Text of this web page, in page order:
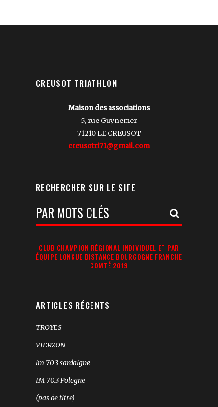
CREUSOT TRIATHLON
Maison des associations
5, rue Guynemer
71210 LE CREUSOT
creusotri71@gmail.com
RECHERCHER SUR LE SITE
Votre
Recherche:
CLUB CHAMPION RÉGIONAL INDIVIDUEL ET PAR
ÉQUIPE LONGUE DISTANCE BOURGOGNE FRANCHE
COMTÉ 2019
ARTICLES RÉCENTS
TROYES
VIERZON
im 70.3 sardaigne
IM 70.3 Pologne
(pas de titre)